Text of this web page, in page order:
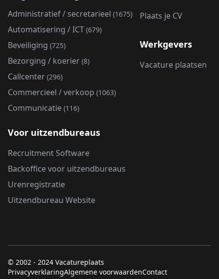
Administratief / secretarieel (1675)
Automatisering / ICT (679)
Beveiliging (725)
Bezorging / koerier (8)
Callcenter (296)
Commercieel / verkoop (1063)
Communicatie (116)
Plaats je CV
Werkgevers
Vacature plaatsen
Voor uitzendbureaus
Recruitment Software
Backoffice voor uitzendbureaus
Urenregistratie
Uitzendbureau Website
© 2002 - 2024 Vacatureplaats
PrivacyverklaringAlgemene voorwaardenContact